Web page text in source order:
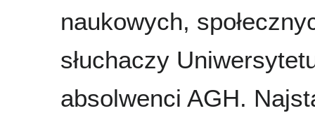
naukowych,
słuchaczy
absolwenci AGH.